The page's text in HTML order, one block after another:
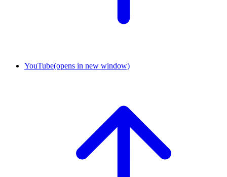
YouTube(opens in new window)